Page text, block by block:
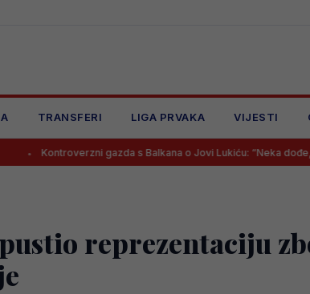
TRANSFERI LIGA PRVAKA VIJESTI
gazda s Balkana o Jovi Lukiću: “Neka dođe, mogu mu
reprezentaciju